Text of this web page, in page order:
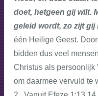
doet, hetgeen gij wilt.
geleid wordt, zo zijt gij
één Heilige Geest.
bidden dus veel
Christus als persoonlijk
om daarmee vervuld te